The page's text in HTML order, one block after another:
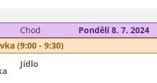
Chod Pondělí 8. 7. 2024
(9:00 - 9:30)
Jídlo